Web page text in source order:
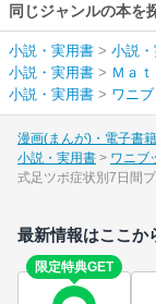
同じジャンルの本を
小説・実用書 > 小説
小説・実用書 > Ｍａｔ
小説・実用書 > ワニ
漫画(まんが)・電子書
小説・実用書
ワニブ
式足ツボ症状別7日間
最新情報はここか
限定特典GET